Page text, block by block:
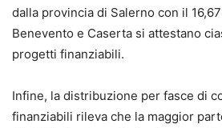
dalla provincia di Salerno con il
Benevento e Caserta si attestano
progetti finanziabili.
Infine, la distribuzione per fasce di
finanziabili rileva che la maggior